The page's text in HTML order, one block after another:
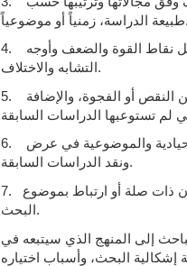
طبيعة الدراسة، زمنياً أو موضوعياً.
4. أن تحلل نقاط القوة والضعف وأوجه
التشابه والاختلاف.
5. أن تبين النقص أو الفجوة، والإضافة
6. أن تلتزم الحيادية والموضوعية في عرض
ونقد الدراسات السابقة.
7. أن تكون ذات صلة أو ارتباط بموضوع
البحث.
إلى المنهج الذي سيتبعه في